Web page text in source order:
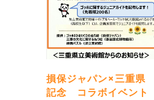
損保ジャパン×三重県
記念 コラボイベント